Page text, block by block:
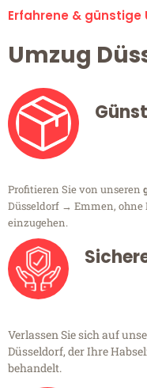
Erfahrene &
Umzug
Profitieren Sie von unseren
Düsseldorf → Emmen, ohne
einzugehen.
Verlassen Sie sich auf
Düsseldorf, der Ihre
behandelt.